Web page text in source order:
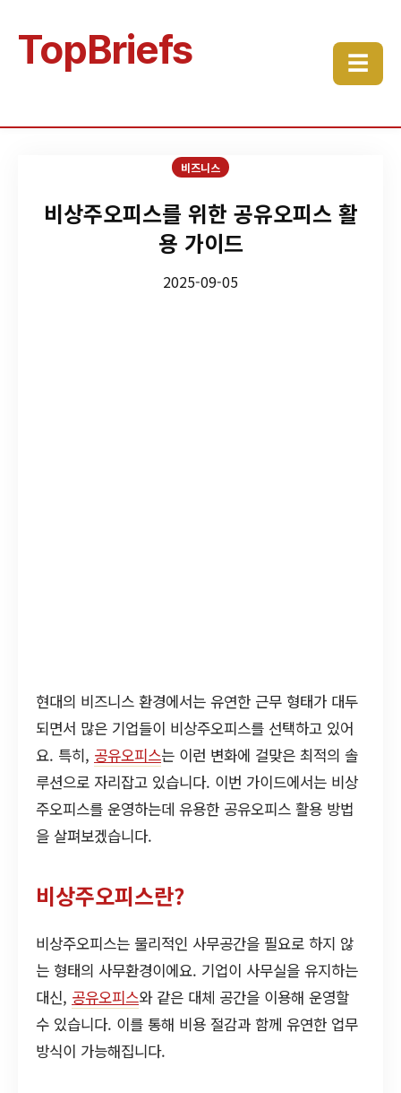
TopBriefs ☰
비즈니스
비상주오피스를 위한 공유오피스 활
용 가이드
2025-09-05
현대의 비즈니스 환경에서는 유연한 근무 형태가 대두
되면서 많은 기업들이 비상주오피스를 선택하고 있어
요. 특히, 공유오피스는 이런 변화에 걸맞은 최적의 솔
루션으로 자리잡고 있습니다. 이번 가이드에서는 비상
주오피스를 운영하는데 유용한 공유오피스 활용 방법
을 살펴보겠습니다.
비상주오피스란?
비상주오피스는 물리적인 사무공간을 필요로 하지 않
는 형태의 사무환경이에요. 기업이 사무실을 유지하는
대신, 공유오피스와 같은 대체 공간을 이용해 운영할
수 있습니다. 이를 통해 비용 절감과 함께 유연한 업무
방식이 가능해집니다.